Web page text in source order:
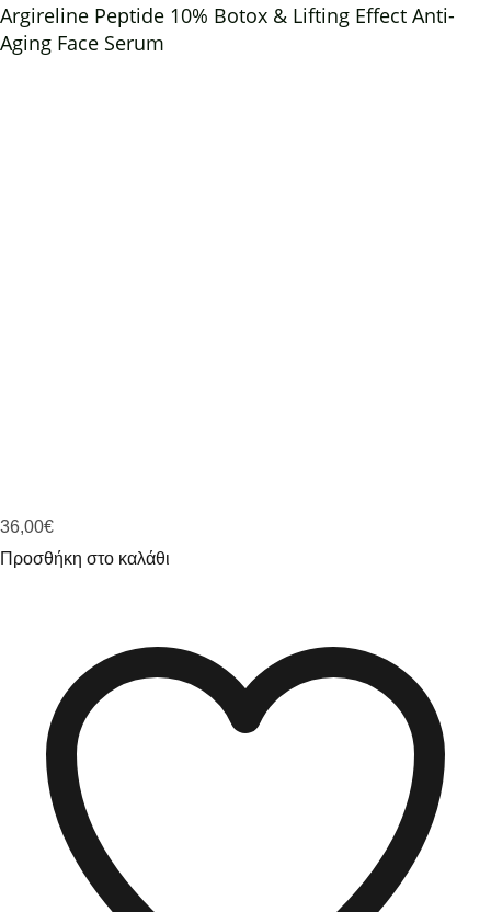
Argireline Peptide 10% Botox & Lifting Effect Anti-
Aging Face Serum
36,00€
Προσθήκη στο καλάθι